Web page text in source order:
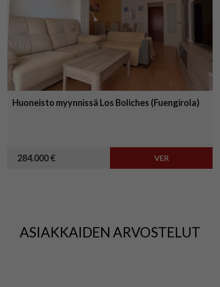
Huoneisto myynnissä Los Boliches (Fuengirola)
284.000 € VER
ASIAKKAIDEN ARVOSTELUT